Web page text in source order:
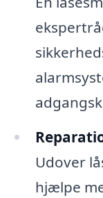
Udover
hjælpe